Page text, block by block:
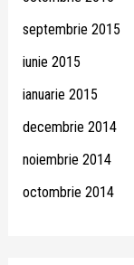
septembrie 2015
iunie 2015
ianuarie 2015
decembrie 2014
noiembrie 2014
octombrie 2014